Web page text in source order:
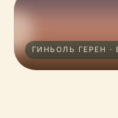
ГИНЬОЛЬ ГЕРЕН ·